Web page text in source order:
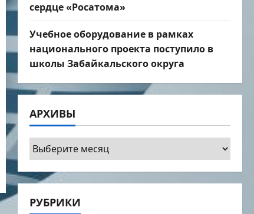
сердце «Росатома»
Учебное оборудование в рамках
национального проекта поступило в
школы Забайкальского округа
АРХИВЫ
Архивы
РУБРИКИ